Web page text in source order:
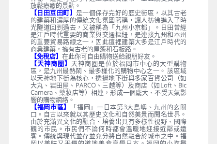
放鬆療癒的景點。
【日田豆田町】是一個保存完好的歷史街區，以其古老
的建築和濃厚的傳統文化氛圍著稱，讓人彷彿進入了時
光隧道回到過去，又被稱為「九州小京都」。日田曾經
是江戶時代重要的商業與交通樞紐，是連接九州和本州
的重要貿易路線之一，因此這裡建築大多是江戶時代的
商業建築，擁有古老的屋簷和石板路。
【免稅店】 在此你可自由購物送給親朋好友。
【天神商圈】天神商圈是位於福岡市中心的大型購物
區，是九州最熱鬧、最多樣化的購物中心之一。 該區域
以天神地下街為核心，透過地下街與多家百貨公司（如
大丸、岩田屋、PARCO、三越等）及商店（如Loft、Bic
Camera、藥妝店等）相連，形成一個龐大、不受天氣影
響的購物網絡。
【福岡市區】
「福岡」ー日本第3大島嶼、九州的玄關
口。自古以來就以其歷史文化和自然美景而聞名世界。
由於充滿異文化的融合、培養出具有多樣性視野、國際
觀的市民。市民們不論何時都會溫暖地迎接近鄰或遠
客。傳統與現代並存並充分將自然融合於城市之中。福